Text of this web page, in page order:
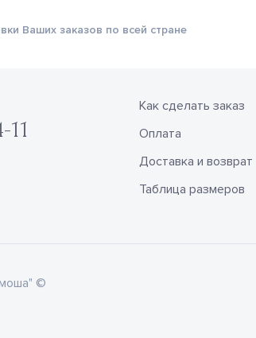
Ваших заказов по всей стране
11
Как сделать заказ
Оплата
Доставка и возврат
Таблица размеров
©